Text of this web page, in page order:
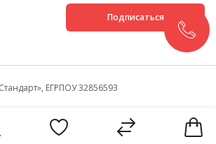
Подписаться
ЕГРПОУ 32856593